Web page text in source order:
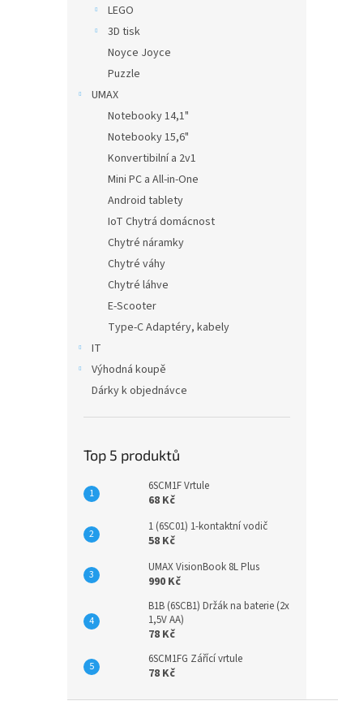
LEGO
3D tisk
Noyce Joyce
Puzzle
UMAX
Notebooky 14,1"
Notebooky 15,6"
Konvertibilní a 2v1
Mini PC a All-in-One
Android tablety
IoT Chytrá domácnost
Chytré náramky
Chytré váhy
Chytré láhve
E-Scooter
Type-C Adaptéry, kabely
IT
Výhodná koupě
Dárky k objednávce
Top 5 produktů
6SCM1F Vrtule
68 Kč
1 (6SC01) 1-kontaktní vodič
58 Kč
UMAX VisionBook 8L Plus
990 Kč
B1B (6SCB1) Držák na baterie (2x
1,5V AA)
78 Kč
6SCM1FG Zářící vrtule
78 Kč